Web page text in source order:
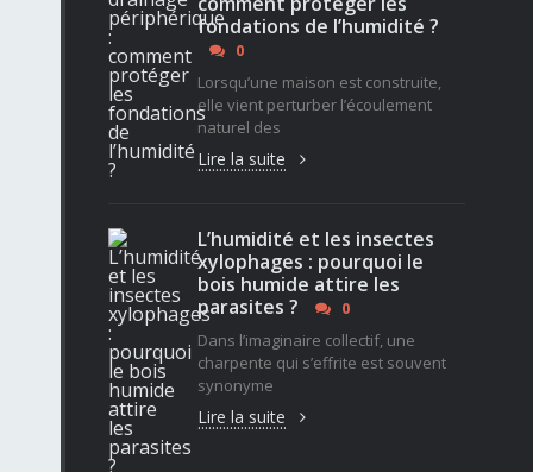
fondations de l’humidité ?
0
Lorsqu’une maison est construite,
elle vient perturber l’écoulement
naturel des
Lire la suite
L’humidité et les insectes
xylophages : pourquoi le
bois humide attire les
parasites ?
0
Dans l’imaginaire collectif, une
charpente qui s’effrite est souvent
synonyme
Lire la suite